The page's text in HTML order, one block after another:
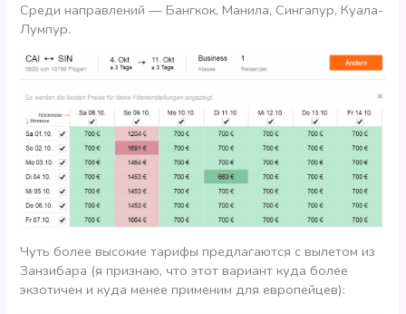
Среди направлений — Бангкок, Манила, Сингапур, Куала-
Лумпур.
Чуть более высокие тарифы предлагаются с вылетом из
Занзибара (я признаю, что этот вариант куда более
экзотичен и куда менее применим для европейцев):